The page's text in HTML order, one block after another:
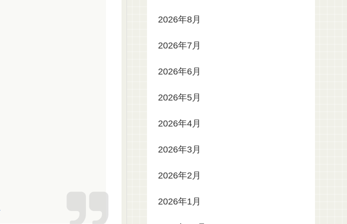
2026年8月
2026年7月
2026年6月
2026年5月
2026年4月
2026年3月
2026年2月
2026年1月